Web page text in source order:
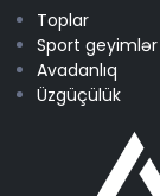
Toplar
Sport geyimlər
Avadanlıq
Üzgüçülük